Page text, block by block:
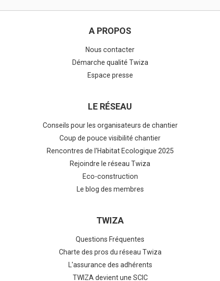
A PROPOS
Nous contacter
Démarche qualité Twiza
Espace presse
LE RÉSEAU
Conseils pour les organisateurs de chantier
Coup de pouce visibilité chantier
Rencontres de l'Habitat Ecologique 2025
Rejoindre le réseau Twiza
Eco-construction
Le blog des membres
TWIZA
Questions Fréquentes
Charte des pros du réseau Twiza
L'assurance des adhérents
TWIZA devient une SCIC